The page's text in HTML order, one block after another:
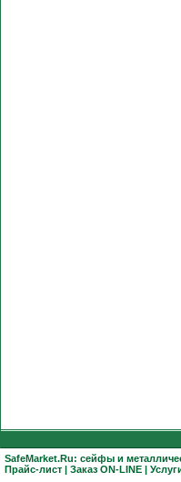
SafeMarket.Ru: сейфы и
Прайс-лист | Заказ ON-LINE |